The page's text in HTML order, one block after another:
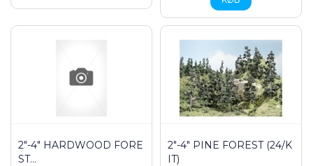
2"-4" HARDWOOD FORE
ST...
2"-4" PINE FOREST (24/K
IT)